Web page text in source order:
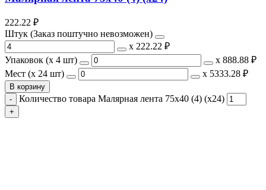
222.22 ₽
Штук (Заказ поштучно невозможен)
х 222.22 ₽
Упаковок (x 4 шт)
х 888.88 ₽
Мест (x 24 шт)
х 5333.28 ₽
В корзину
Количество товара Малярная лента 75х40 (4) (х24)